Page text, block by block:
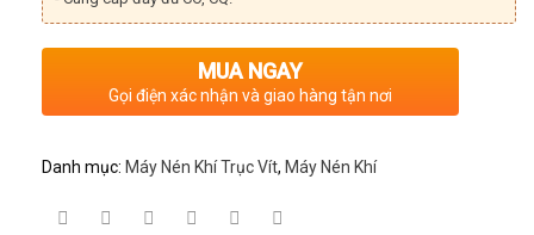
MUA NGAY
Gọi điện xác nhận và giao hàng tận nơi
Danh mục: Máy Nén Khí Trục Vít, Máy Nén Khí